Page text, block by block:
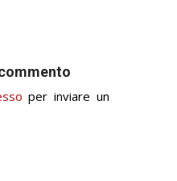
per inviare un